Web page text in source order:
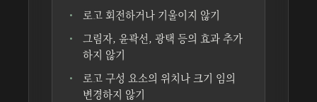
로고 회전하거나 기울이지 않기
그림자, 윤곽선, 광택 등의 효과 추가
하지 않기
로고 구성 요소의 위치나 크기 임의
변경하지 않기